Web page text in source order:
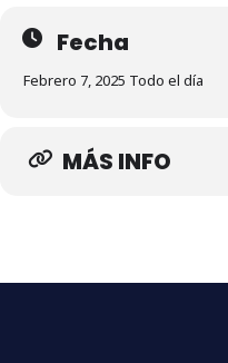
Fecha
Febrero 7, 2025 Todo el día
MÁS INFO